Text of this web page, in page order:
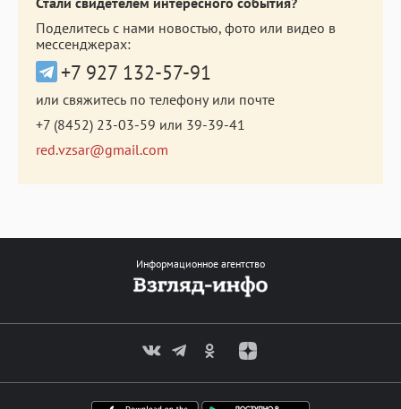
Поделитесь с нами новостью, фото или видео в
мессенджерах:
+7 927 132-57-91
или свяжитесь по телефону или почте
+7 (8452) 23-03-59 или 39-39-41
red.vzsar@gmail.com
Информационное агентство